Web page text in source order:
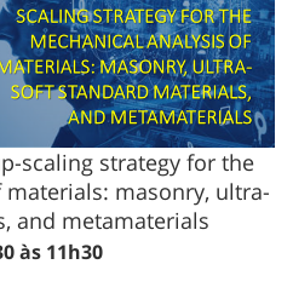
scaling strategy for the
masonry, ultra-
and metamaterials
às 11h30